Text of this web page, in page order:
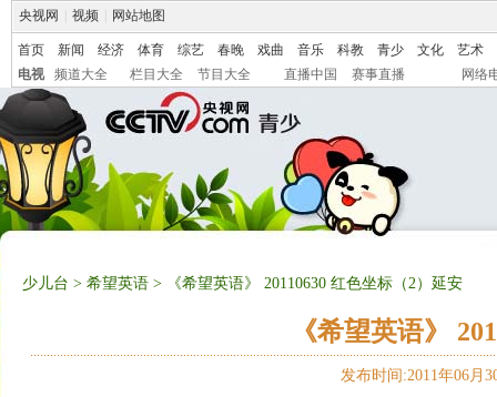
央视网 视频 网站地图
首页 新闻 经济 体育 综艺 春晚 戏曲 音乐 科教 青少 文化
艺术
电视
频道大全 栏目大全 节目大全 直播中国 赛事直播 网络
少儿台 > 希望英语 > 《希望英语》 20110630 红色坐标（2）延安
《希望英语》
发布时间:2011年06月